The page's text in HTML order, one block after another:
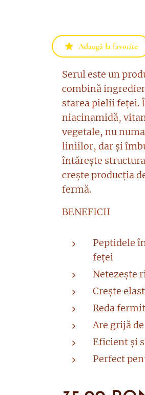
Adaugă la favorite
Serul este un
combină
starea pielii feței.
niacinamidă,
vegetale, nu
liniilor, dar și
întărește
crește producția
fermă.
BENEFICII
Peptidele
feței
Netezește
Crește
Reda
Are grijă
Eficient și
Perfect